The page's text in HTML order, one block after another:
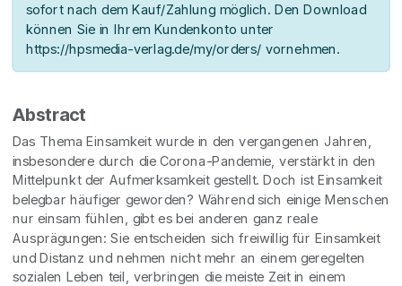
sofort nach dem Kauf/Zahlung möglich. Den Download
können Sie in Ihrem Kundenkonto unter
https://hpsmedia-verlag.de/my/orders/ vornehmen.
Abstract
Das Thema Einsamkeit wurde in den vergangenen Jahren,
insbesondere durch die Corona-Pandemie, verstärkt in den
Mittelpunkt der Aufmerksamkeit gestellt. Doch ist Einsamkeit
belegbar häufiger geworden? Während sich einige Menschen
nur einsam fühlen, gibt es bei anderen ganz reale
Ausprägungen: Sie entscheiden sich freiwillig für Einsamkeit
und Distanz und nehmen nicht mehr an einem geregelten
sozialen Leben teil, verbringen die meiste Zeit in einem